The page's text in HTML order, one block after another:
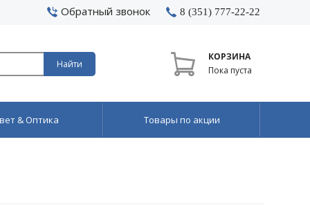
Обратный звонок 8 (351) 777-22-22
Найти
КОРЗИНА
Пока пуста
& Оптика Товары по акции